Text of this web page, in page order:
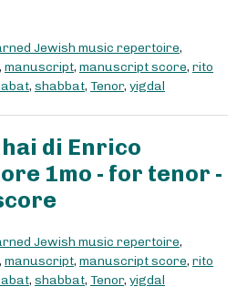
Jewish music repertoire,
, manuscript, manuscript score, rito
, shabbat, Tenor, yigdal
di Enrico
1mo - for tenor -
Jewish music repertoire,
, manuscript, manuscript score, rito
, shabbat, Tenor, yigdal